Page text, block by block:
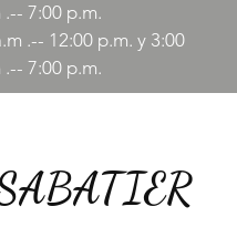
.-- 7:00 p.m.
.-- 12:00 p.m. y 3:00
.-- 7:00 p.m.
SABATIER